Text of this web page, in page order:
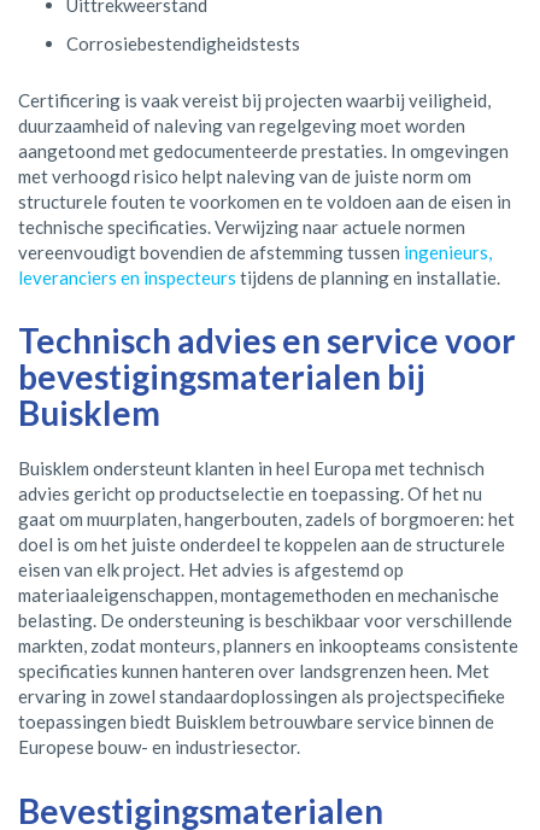
Uittrekweerstand
Corrosiebestendigheidstests
Certificering is vaak vereist bij projecten waarbij veiligheid,
duurzaamheid of naleving van regelgeving moet worden
aangetoond met gedocumenteerde prestaties. In omgevingen
met verhoogd risico helpt naleving van de juiste norm om
structurele fouten te voorkomen en te voldoen aan de eisen in
technische specificaties. Verwijzing naar actuele normen
vereenvoudigt bovendien de afstemming tussen ingenieurs,
leveranciers en inspecteurs tijdens de planning en installatie.
Technisch advies en service voor
bevestigingsmaterialen bij
Buisklem
Buisklem ondersteunt klanten in heel Europa met technisch
advies gericht op productselectie en toepassing. Of het nu
gaat om muurplaten, hangerbouten, zadels of borgmoeren: het
doel is om het juiste onderdeel te koppelen aan de structurele
eisen van elk project. Het advies is afgestemd op
materiaaleigenschappen, montagemethoden en mechanische
belasting. De ondersteuning is beschikbaar voor verschillende
markten, zodat monteurs, planners en inkoopteams consistente
specificaties kunnen hanteren over landsgrenzen heen. Met
ervaring in zowel standaardoplossingen als projectspecifieke
toepassingen biedt Buisklem betrouwbare service binnen de
Europese bouw- en industriesector.
Bevestigingsmaterialen